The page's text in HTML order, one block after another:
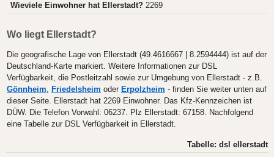
Wieviele Einwohner hat Ellerstadt? 2269
Wo liegt Ellerstadt?
Die geografische Lage von Ellerstadt (49.4616667 | 8.2594444) ist auf der
Deutschland-Karte markiert. Weitere Informationen zur DSL
Verfügbarkeit, die Postleitzahl sowie zur Umgebung von Ellerstadt - z.B.
Gönnheim, Friedelsheim oder Erpolzheim - finden Sie weiter unten auf
dieser Seite. Ellerstadt hat 2269 Einwohner. Das Kfz-Kennzeichen ist
DÜW. Die Telefon Vorwahl: 06237. Plz Ellerstadt: 67158. Nachfolgend
eine Tabelle zur DSL Verfügbarkeit in Ellerstadt.
Tabelle: dsl ellerstadt